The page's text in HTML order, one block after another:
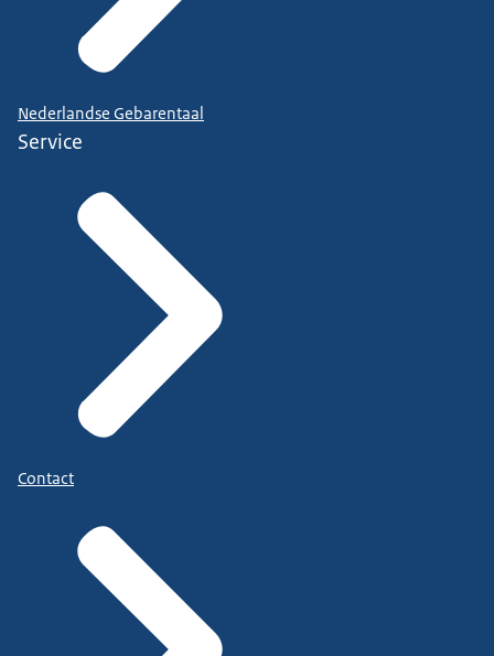
Nederlandse Gebarentaal
Service
Contact